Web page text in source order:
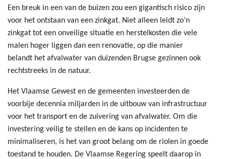
Een breuk in een van de buizen zou een gigantisch risico zijn
voor het ontstaan van een zinkgat. Niet alleen leidt zo’n
zinkgat tot een onveilige situatie en herstelkosten die vele
malen hoger liggen dan een renovatie, op die manier
belandt het afvalwater van duizenden Brugse gezinnen ook
rechtstreeks in de natuur.
Het Vlaamse Gewest en de gemeenten investeerden de
voorbije decennia miljarden in de uitbouw van infrastructuur
voor het transport en de zuivering van afvalwater. Om die
investering veilig te stellen en de kans op incidenten te
minimaliseren, is het van groot belang om de riolen in goede
toestand te houden. De Vlaamse Regering speelt daarop in